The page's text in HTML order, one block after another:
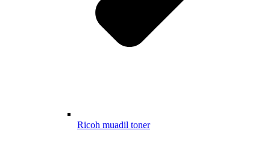
Ricoh muadil toner